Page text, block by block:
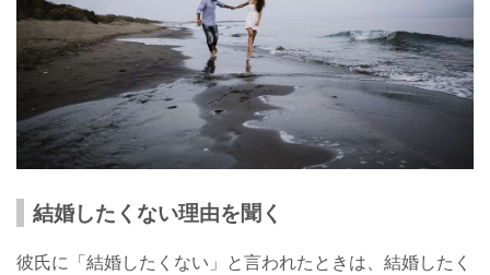
結婚したくない理由を聞く
彼氏に「結婚したくない」と言われたときは、結婚したく